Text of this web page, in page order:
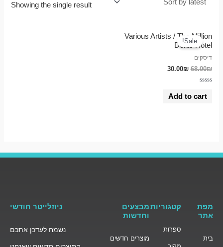
Showing the single result
Sale!
Various Artists / The Million
Dollar Hotel
דיסקים
68.00₪
30.00₪
out
Add to cart
מפת
אתר
בית
קטגוריות
ספרות
מבצעים
וחדשות
מוצרים חדשים
ניוזלייטר חודשי
נשמח לעדכן אתכם